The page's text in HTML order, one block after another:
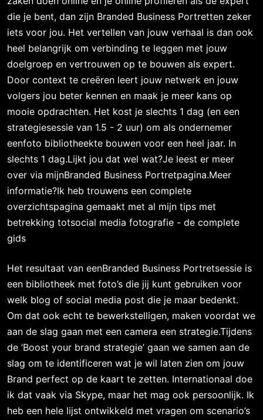
die je bent, dan zijn Branded Business Portretten zeker
iets voor jou. Het vertellen van jouw verhaal is dan ook
heel belangrijk om verbinding te leggen met jouw
doelgroep en vertrouwen op te bouwen als expert.
Door context te creëren leert jouw netwerk en jouw
volgers jou beter kennen en maak je meer kans op
mooie opdrachten. Het kost je slechts 1 dag (en een
strategiesessie van 1.5 - 2 uur) om als ondernemer
eenfoto bibliotheekte bouwen voor een heel jaar. In
slechts 1 dag.Lijkt jou dat wel wat?Je leest er meer
over via mijnBranded Business Portretpagina.Meer
informatie?Ik heb trouwens een complete
overzichtspagina gemaakt met al mijn tips met
betrekking totsocial media fotografie - de complete
gids
Het resultaat van eenBranded Business Portretsessie is
een bibliotheek met foto’s die jij kunt gebruiken voor
welk blog of social media post die je maar bedenkt.
Om dat ook echt te bewerkstelligen, maken voordat we
aan de slag gaan met een camera een strategie.Tijdens
de ‘Boost your brand strategie’ gaan we samen aan de
slag om te identificeren wat je wil laten zien om jouw
Brand perfect op de kaart te zetten. Internationaal doe
ik dat vaak via Skype, maar het mag ook persoonlijk. Ik
heb een hele lijst ontwikkeld met vragen om scenario’s